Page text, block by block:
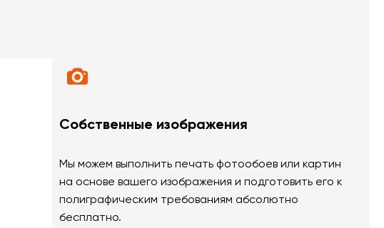
Собственные изображения
Мы можем выполнить печать фотообоев или картин
на основе вашего изображения и подготовить его к
полиграфическим требованиям абсолютно
бесплатно.